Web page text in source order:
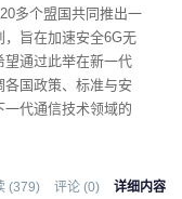
多个盟国共同推出一
旨在加速安全6G无
望通过此举在新一代
国政策、标准与安
代通信技术领域的
(379) 评论 (0) 详细内容